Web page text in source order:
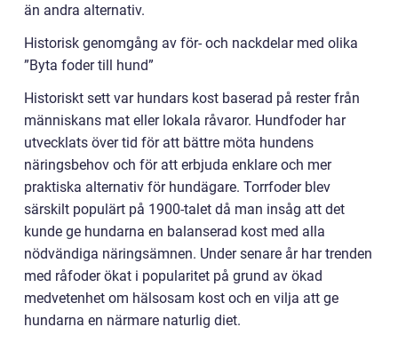
än andra alternativ.
Historisk genomgång av för- och nackdelar med olika
”Byta foder till hund”
Historiskt sett var hundars kost baserad på rester från
människans mat eller lokala råvaror. Hundfoder har
utvecklats över tid för att bättre möta hundens
näringsbehov och för att erbjuda enklare och mer
praktiska alternativ för hundägare. Torrfoder blev
särskilt populärt på 1900-talet då man insåg att det
kunde ge hundarna en balanserad kost med alla
nödvändiga näringsämnen. Under senare år har trenden
med råfoder ökat i popularitet på grund av ökad
medvetenhet om hälsosam kost och en vilja att ge
hundarna en närmare naturlig diet.